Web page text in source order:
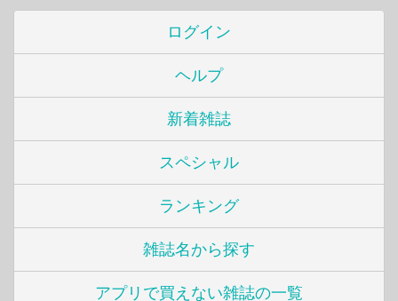
ログイン
ヘルプ
新着雑誌
スペシャル
ランキング
雑誌名から探す
アプリで買えない雑誌の一覧